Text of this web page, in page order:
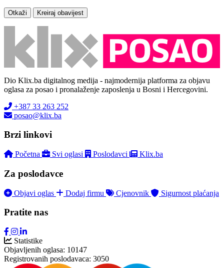
Otkaži Kreiraj obavijest
Dio Klix.ba digitalnog medija - najmodernija platforma za objavu
oglasa za posao i pronalaženje zaposlenja u Bosni i Hercegovini.
+387 33 263 252
posao@klix.ba
Brzi linkovi
Početna Svi oglasi Poslodavci Klix.ba
Za poslodavce
Objavi oglas Dodaj firmu Cjenovnik Sigurnost plaćanja
Pratite nas
Statistike
Objavljenih oglasa: 10147
Registrovanih poslodavaca: 3050